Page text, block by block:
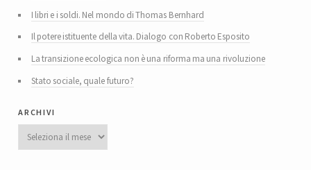
I libri e i soldi. Nel mondo di Thomas Bernhard
Il potere istituente della vita. Dialogo con Roberto Esposito
La transizione ecologica non è una riforma ma una rivoluzione
Stato sociale, quale futuro?
archivi
Archivi